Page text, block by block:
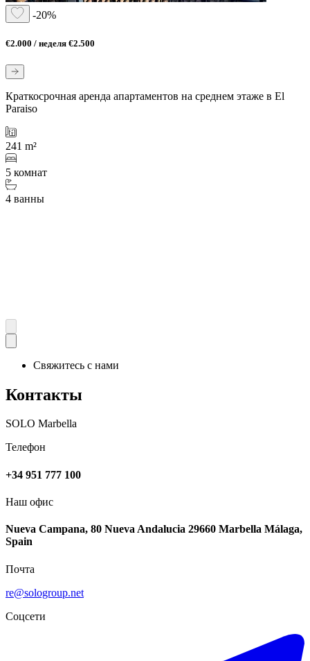
-20%
€2.000 / неделя €2.500
Краткосрочная аренда апартаментов на среднем этаже в El
Paraiso
241 m²
5 комнат
4 ванны
Свяжитесь с нами
Контакты
SOLO Marbella
Телефон
+34 951 777 100
Наш офис
Nueva Campana, 80 Nueva Andalucia 29660 Marbella Málaga,
Spain
Почта
re@sologroup.net
Соцсети